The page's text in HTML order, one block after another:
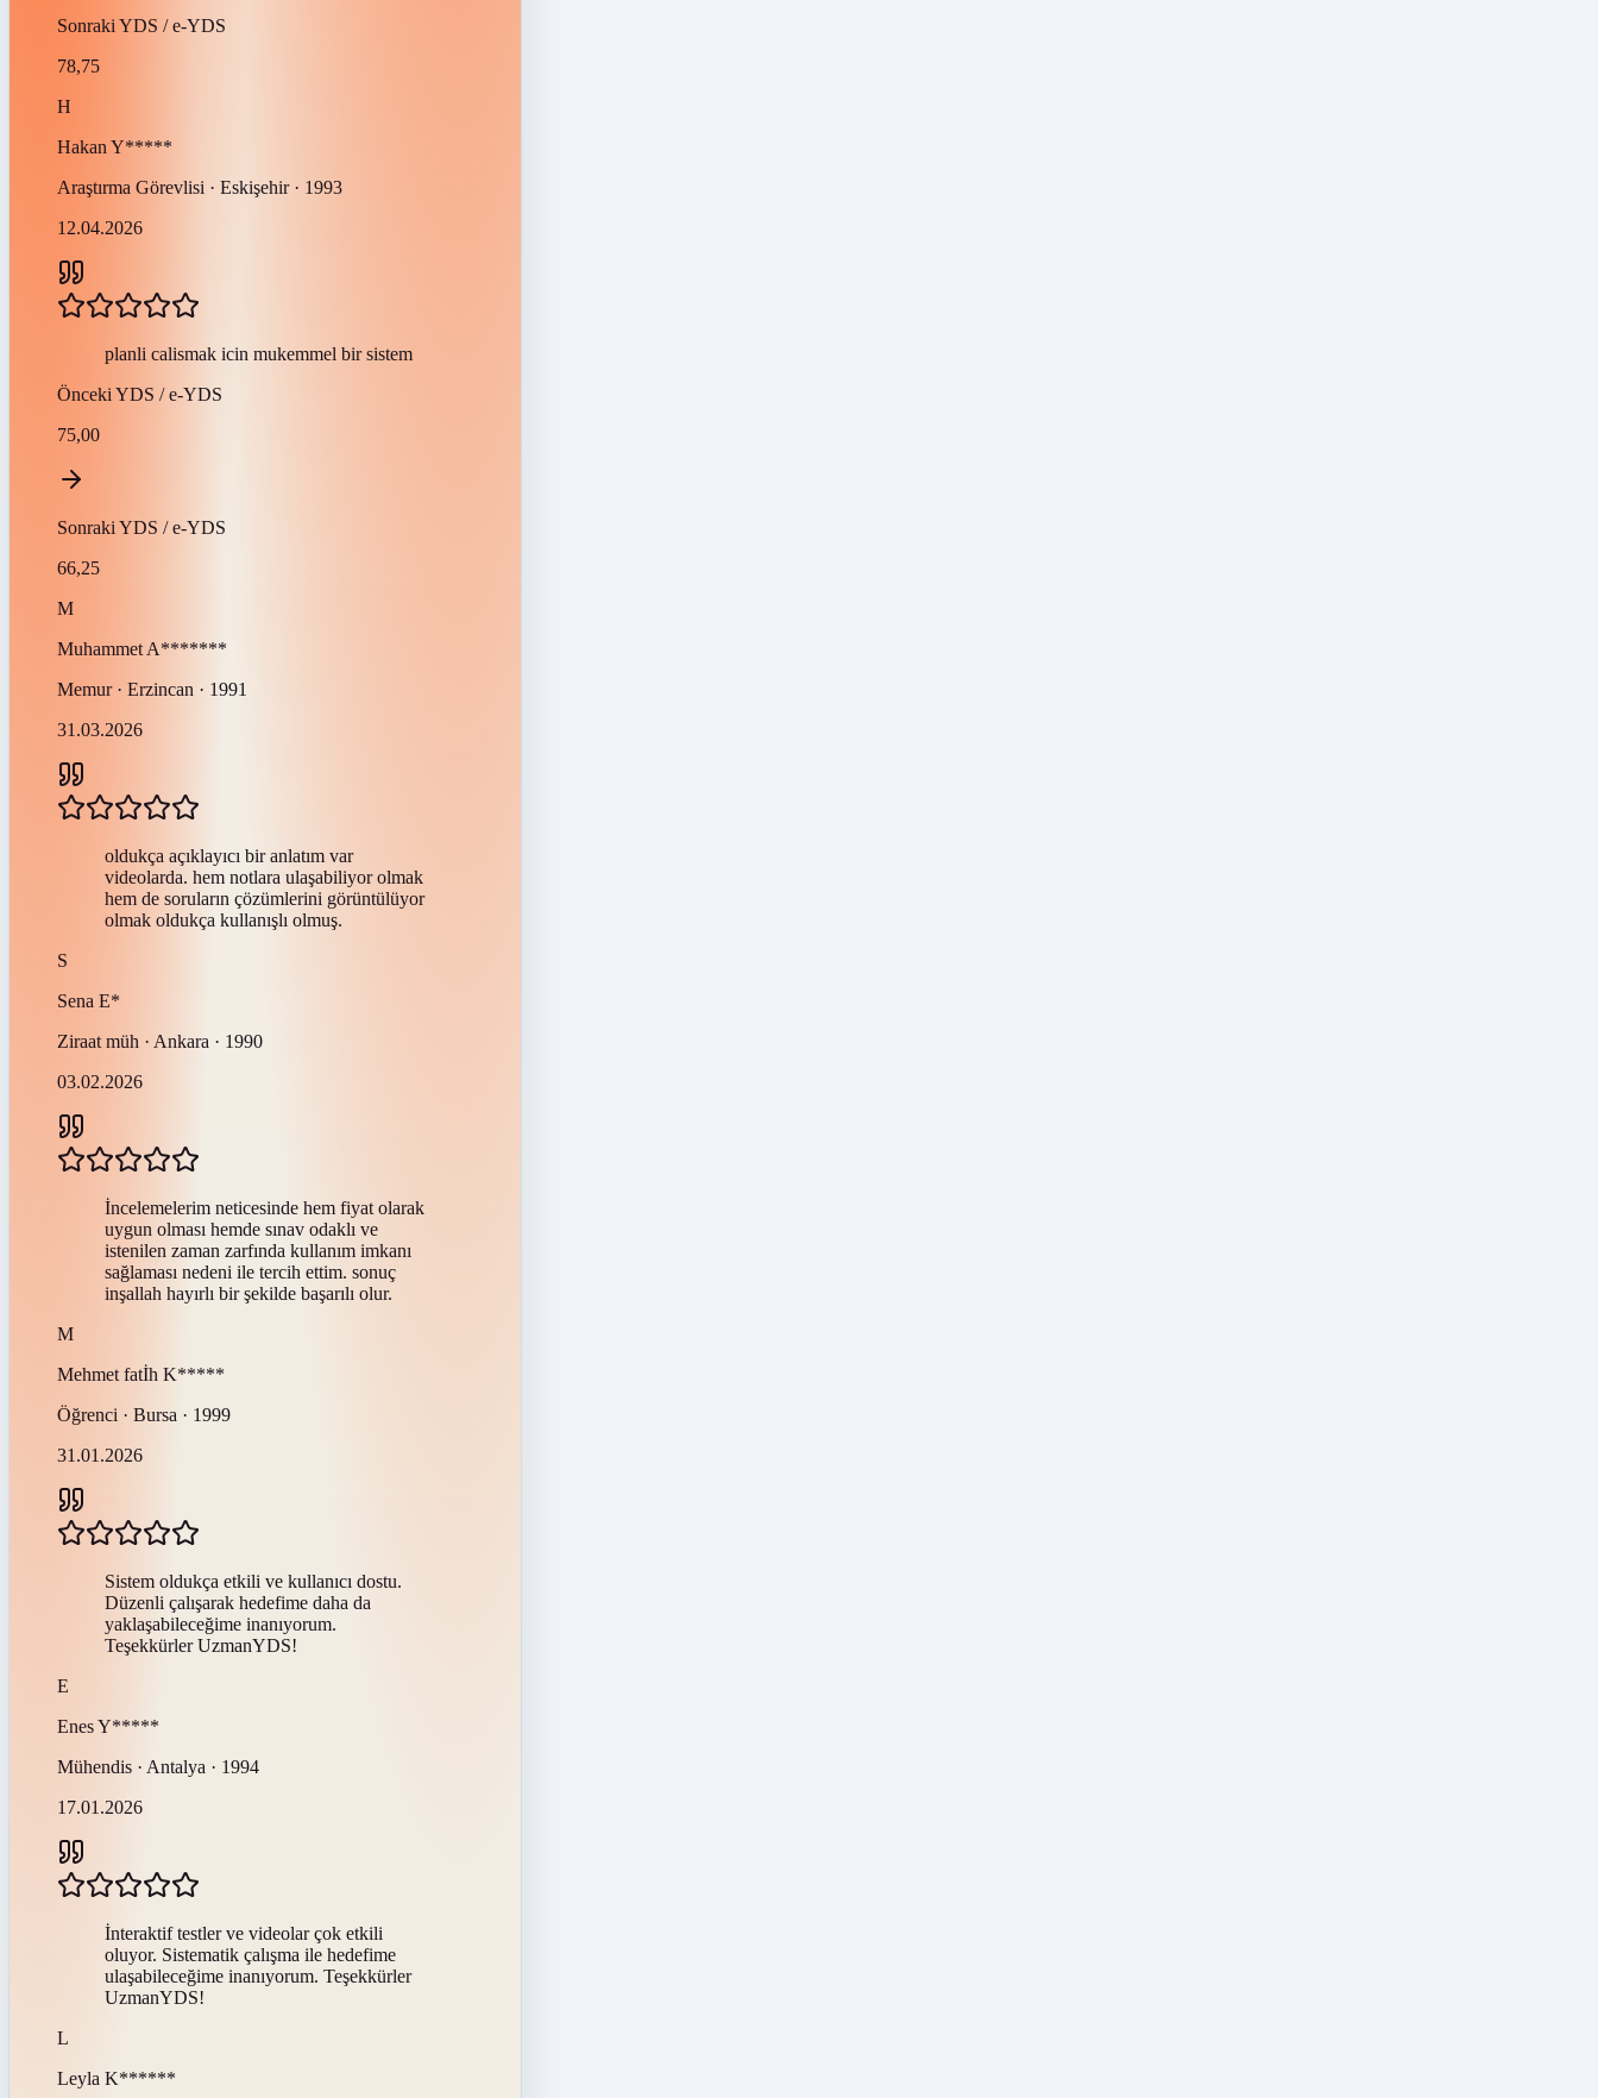
Sonraki YDS / e-YDS
78,75
H
Hakan Y*****
Araştırma Görevlisi · Eskişehir · 1993
12.04.2026
planli calismak icin mukemmel bir sistem
Önceki YDS / e-YDS
75,00
Sonraki YDS / e-YDS
66,25
M
Muhammet A*******
Memur · Erzincan · 1991
31.03.2026
oldukça açıklayıcı bir anlatım var
videolarda. hem notlara ulaşabiliyor olmak
hem de soruların çözümlerini görüntülüyor
olmak oldukça kullanışlı olmuş.
S
Sena E*
Ziraat müh · Ankara · 1990
03.02.2026
İncelemelerim neticesinde hem fiyat olarak
uygun olması hemde sınav odaklı ve
istenilen zaman zarfında kullanım imkanı
sağlaması nedeni ile tercih ettim. sonuç
inşallah hayırlı bir şekilde başarılı olur.
M
Mehmet fatİh K*****
Öğrenci · Bursa · 1999
31.01.2026
Sistem oldukça etkili ve kullanıcı dostu.
Düzenli çalışarak hedefime daha da
yaklaşabileceğime inanıyorum.
Teşekkürler UzmanYDS!
E
EnesY*****
Mühendis · Antalya · 1994
17.01.2026
İnteraktif testler ve videolar çok etkili
oluyor. Sistematik çalışma ile hedefime
ulaşabileceğime inanıyorum. Teşekkürler
UzmanYDS!
L
Leyla K******